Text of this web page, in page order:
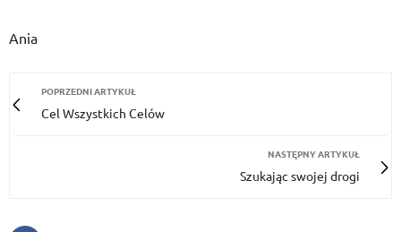
Ania
POPRZEDNI ARTYKUŁ
Cel Wszystkich Celów
NASTĘPNY ARTYKUŁ
Szukając swojej drogi